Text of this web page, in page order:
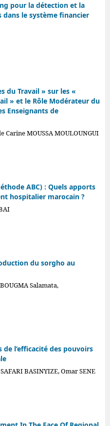
pour la détection et la
dans le système financier
du Travail » sur les «
» et le Rôle Modérateur du
Enseignants de
MOUSSA MOULOUNGUI
ABC) : Quels apports
hospitalier marocain ?
du sorgho au
Salamata,
l’efficacité des pouvoirs
BASINYIZE, Omar SENE